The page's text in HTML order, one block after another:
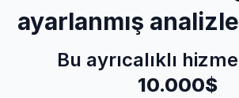
ayarlanmış
Bu ayrıcalıklı
10.000$